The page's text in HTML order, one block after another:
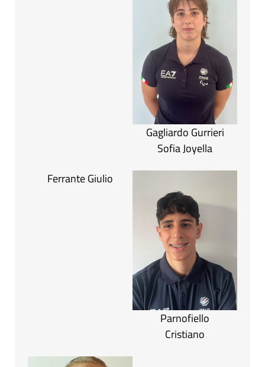
Gagliardo Gurrieri
Sofia Joyella
Ferrante Giulio
Parnofiello
Cristiano